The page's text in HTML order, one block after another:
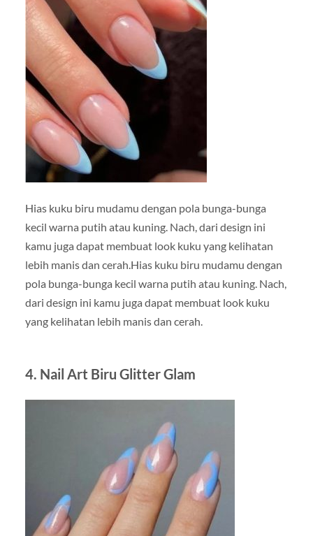
Hias kuku biru mudamu dengan pola bunga-bunga
kecil warna putih atau kuning. Nach, dari design ini
kamu juga dapat membuat look kuku yang kelihatan
lebih manis dan cerah.Hias kuku biru mudamu dengan
pola bunga-bunga kecil warna putih atau kuning. Nach,
dari design ini kamu juga dapat membuat look kuku
yang kelihatan lebih manis dan cerah.
4. Nail Art Biru Glitter Glam